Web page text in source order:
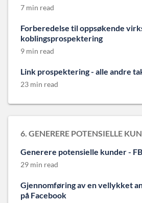
7 min read
Forberedelse til oppsøkende
koblingsprospektering
9 min read
Link prospektering - alle andre
23 min read
6. GENERERE POTENSIELLE
Generere potensielle kunder -
29 min read
Gjennomføring av en vellykket
på Facebook